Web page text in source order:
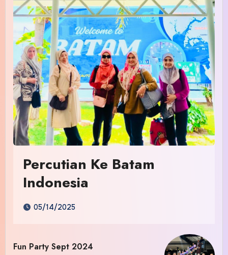
Percutian Ke Batam
Indonesia
05/14/2025
Fun Party Sept 2024